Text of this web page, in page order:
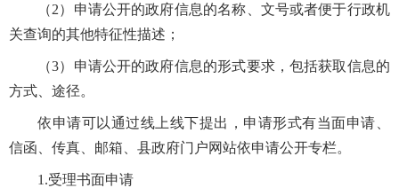
（2）申请公开的政府信息的名称、文号或者便于行政机
关查询的其他特征性描述；
（3）申请公开的政府信息的形式要求，包括获取信息的
方式、途径。
依申请可以通过线上线下提出，申请形式有当面申请、
信函、传真、邮箱、县政府门户网站依申请公开专栏。
1.受理书面申请